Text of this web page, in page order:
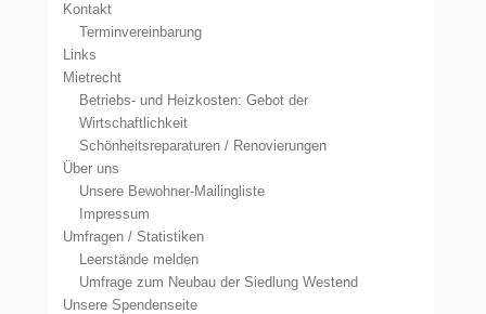
Kontakt
Terminvereinbarung
Links
Mietrecht
Betriebs- und Heizkosten: Gebot der
Wirtschaftlichkeit
Schönheitsreparaturen / Renovierungen
Über uns
Unsere Bewohner-Mailingliste
Impressum
Umfragen / Statistiken
Leerstände melden
Umfrage zum Neubau der Siedlung Westend
Unsere Spendenseite